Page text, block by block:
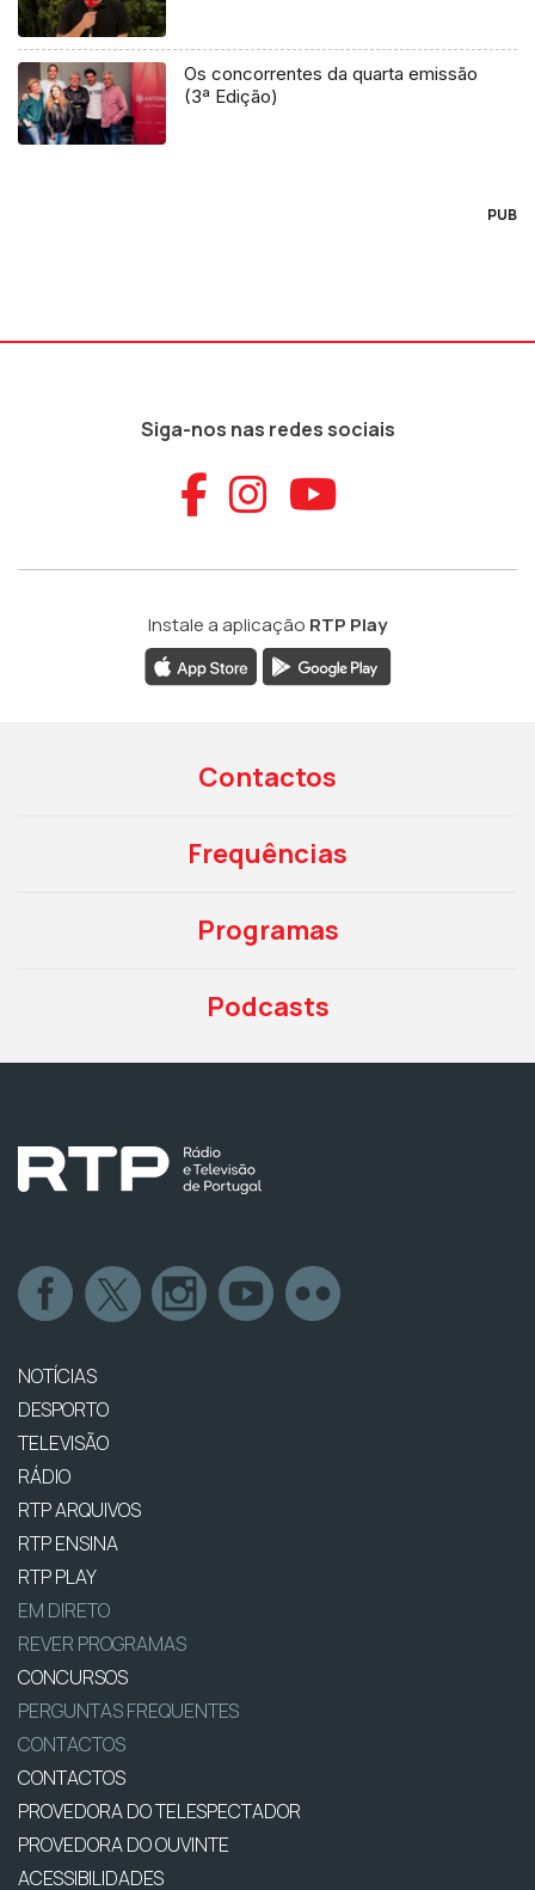
Os concorrentes da quarta emissão
(3ª Edição)
PUB
Siga-nos nas redes sociais
Aceder ao
Aceder ao
Aceder
Instale a aplicação RTP Play
Contactos
Frequências
Programas
Podcasts
NOTÍCIAS
DESPORTO
TELEVISÃO
RÁDIO
RTP ARQUIVOS
RTP ENSINA
RTP PLAY
EM DIRETO
REVER PROGRAMAS
CONCURSOS
PERGUNTAS FREQUENTES
CONTACTOS
CONTACTOS
PROVEDORA DO TELESPECTADOR
PROVEDORA DO OUVINTE
ACESSIBILIDADES